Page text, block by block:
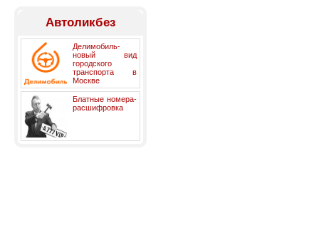
Автоликбез
Делимобиль-
новый вид
городского
транспорта в
Москве
Блатные номера-
расшифровка